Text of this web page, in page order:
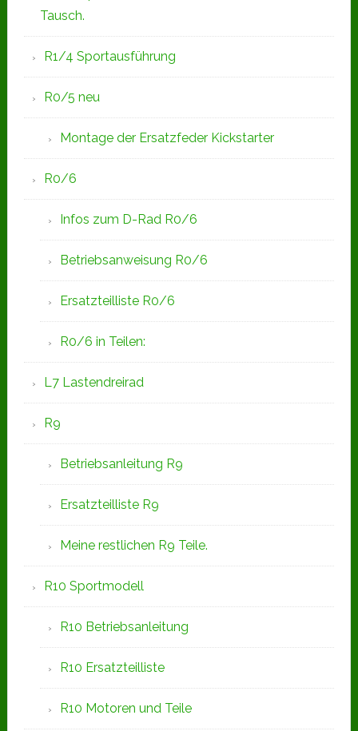
Tausch.
R1/4 Sportausführung
R0/5 neu
Montage der Ersatzfeder Kickstarter
R0/6
Infos zum D-Rad R0/6
Betriebsanweisung R0/6
Ersatzteilliste R0/6
R0/6 in Teilen:
L7 Lastendreirad
R9
Betriebsanleitung R9
Ersatzteilliste R9
Meine restlichen R9 Teile.
R10 Sportmodell
R10 Betriebsanleitung
R10 Ersatzteilliste
R10 Motoren und Teile